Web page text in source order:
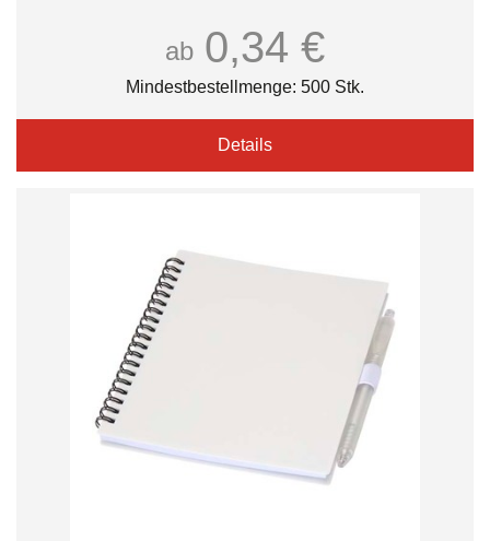
ab 0,34 €
Mindestbestellmenge: 500 Stk.
Details